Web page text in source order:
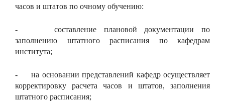
часов и штатов по очному обучению:
- составление плановой документации по
заполнению штатного расписания по кафедрам
института;
- на основании представлений кафедр осуществляет
корректировку расчета часов и штатов, заполнения
штатного расписания;